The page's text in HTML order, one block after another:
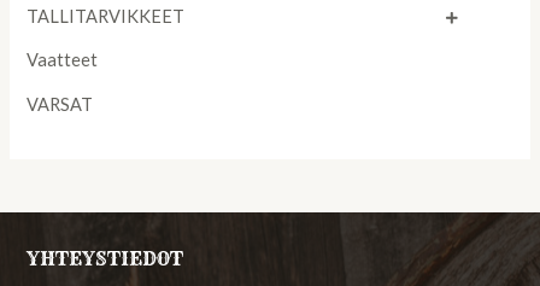
TALLITARVIKKEET
Vaatteet
VARSAT
YHTEYSTIEDOT